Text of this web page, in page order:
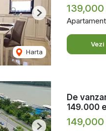
Harta
Next
De
149.000